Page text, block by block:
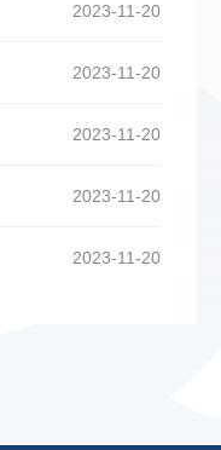
2023-11-20
2023-11-20
2023-11-20
2023-11-20
2023-11-20